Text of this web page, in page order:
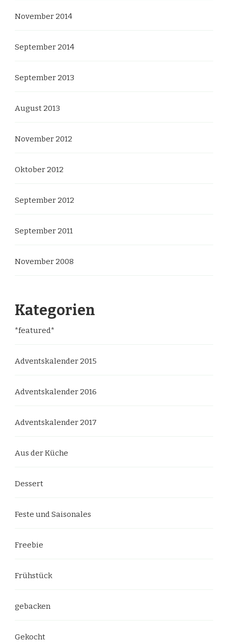
November 2014
September 2014
September 2013
August 2013
November 2012
Oktober 2012
September 2012
September 2011
November 2008
Kategorien
*featured*
Adventskalender 2015
Adventskalender 2016
Adventskalender 2017
Aus der Küche
Dessert
Feste und Saisonales
Freebie
Frühstück
gebacken
Gekocht